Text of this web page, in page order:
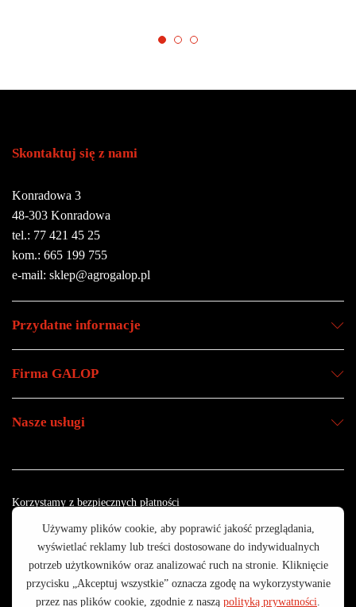
Skontaktuj się z nami
Konradowa 3
48-303 Konradowa
tel.: 77 421 45 25
kom.: 665 199 755
e-mail: sklep@agrogalop.pl
Przydatne informacje
Firma GALOP
Nasze usługi
© 2003 - 2025 GALOP - Wyposażenie Rolnictwa | Wykonanie:
Korzystamy z bezpiecznych płatności